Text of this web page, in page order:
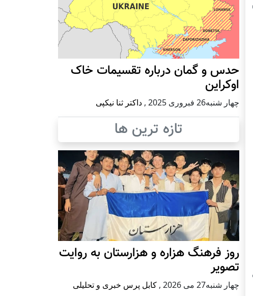
حدس و گمان درباره تقسیمات خاک
اوکراین
چهار شنبه26 فبروری 2025 , داکتر ثنا نیکپی
تازه ترین ها
روز فرهنگ هزاره و هزارستان به روایت
تصویر
چهار شنبه27 می 2026 , کابل پرس خبری و تحلیلی